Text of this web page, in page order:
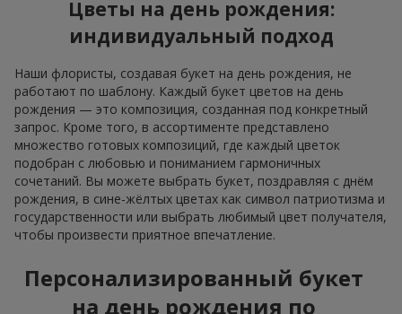
новый облик. Сейчас в тренде натуральность и
минимализм. Кроме того, формируя букет на день
рождения, всё чаще обращают внимание на сезонность:
весенние цветы с днём рождения ассоциируются с
весенней свежестью, лёгкостью и обновлением; в
таких композициях идеально играютпионы,
тюльпанынеобычных сортов и гиацинты; для подарка
с днём рождения весенние цветы упаковываются в
минималистичный крафт или просто перевязываются
лентой;
летом на первый план как букет на день рождения
выходят популярные пышные, сочные композиции из
; в оформлении актуальна
асимметрия в оригинальной упаковке из мешковины
или цветы на день рождения в корзине;